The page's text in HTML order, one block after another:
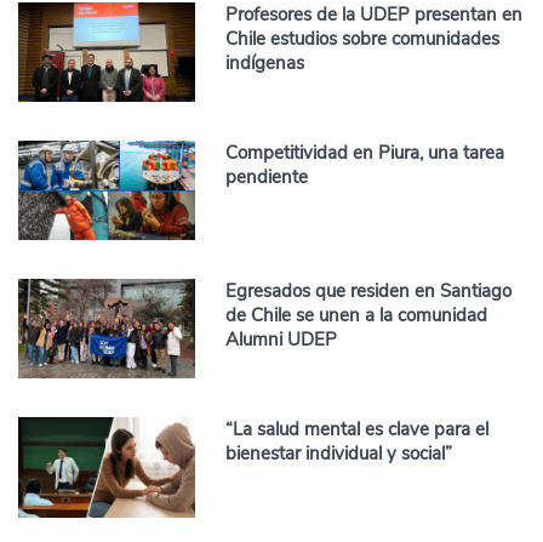
Profesores de la UDEP presentan en
Chile estudios sobre comunidades
indígenas
Competitividad en Piura, una tarea
pendiente
Egresados que residen en Santiago
de Chile se unen a la comunidad
Alumni UDEP
“La salud mental es clave para el
bienestar individual y social”